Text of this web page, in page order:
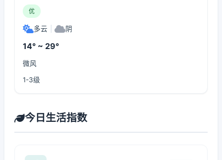
优
多云 阴
14° ~ 29°
微风
1-3级
今日生活指数